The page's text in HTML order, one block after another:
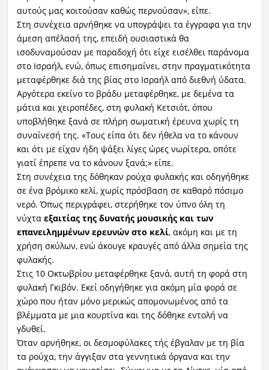
αυτούς μας κοιτούσαν καθώς περνούσαν», είπε.
Στη συνέχεια αρνήθηκε να υπογράψει τα έγγραφα για την
άμεση απέλασή της, επειδή ουσιαστικά θα
ισοδυναμούσαν με παραδοχή ότι είχε εισέλθει παράνομα
στο Ισραήλ, ενώ, όπως επισημαίνει, στην πραγματικότητα
μεταφέρθηκε διά της βίας στο Ισραήλ από διεθνή ύδατα.
Αργότερα εκείνο το βράδυ μεταφέρθηκε, με δεμένα τα
μάτια και χειροπέδες, στη φυλακή Κετσιότ, όπου
υποβλήθηκε ξανά σε πλήρη σωματική έρευνα χωρίς τη
συναίνεσή της. «Τους είπα ότι δεν ήθελα να το κάνουν
και ότι με είχαν ήδη ψάξει λίγες ώρες νωρίτερα, οπότε
γιατί έπρεπε να το κάνουν ξανά;» είπε.
Στη συνέχεια της δόθηκαν ρούχα φυλακής και οδηγήθηκε
σε ένα βρόμικο κελί, χωρίς πρόσβαση σε καθαρό πόσιμο
νερό. Όπως περιγράφει, στερήθηκε τον ύπνο όλη τη
νύχτα εξαιτίας της δυνατής μουσικής και των
επανειλημμένων ερευνών στο κελί, ακόμη και με τη
χρήση σκύλων, ενώ άκουγε κραυγές από άλλα σημεία της
φυλακής.
Στις 10 Οκτωβρίου μεταφέρθηκε ξανά, αυτή τη φορά στη
φυλακή Γκιβόν. Εκεί οδηγήθηκε για ακόμη μία φορά σε
χώρο που ήταν μόνο μερικώς απομονωμένος από τα
βλέμματα με μια κουρτίνα και της δόθηκε εντολή να
γδυθεί.
Όταν αρνήθηκε, οι δεσμοφύλακες τής έβγαλαν με τη βία
τα ρούχα, την άγγιξαν στα γεννητικά όργανα και την